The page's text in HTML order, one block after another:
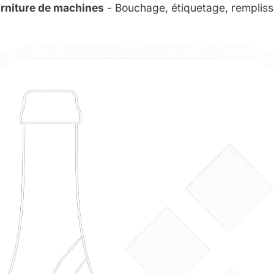
de machines - Bouchage, étiquetage,